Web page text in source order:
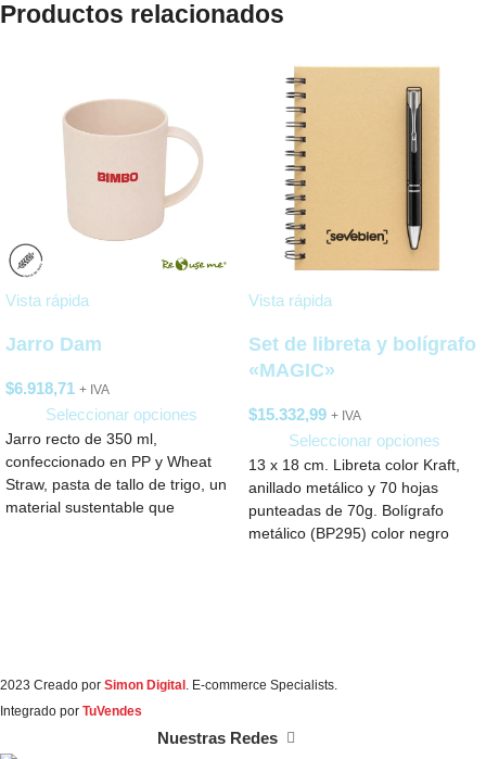
Productos relacionados
Vista rápida
Jarro Dam
$6.918,71 + IVA
Seleccionar opciones
Jarro recto de 350 ml,
confeccionado en PP y Wheat
Straw, pasta de tallo de trigo, un
material sustentable que
Vista rápida
Set de libreta y bolígrafo
«MAGIC»
$15.332,99 + IVA
Seleccionar opciones
13 x 18 cm. Libreta color Kraft,
anillado metálico y 70 hojas
punteadas de 70g. Bolígrafo
metálico (BP295) color negro
2023 Creado por Simon Digital . E-commerce Specialists.
Integrado por TuVendes
Nuestras Redes